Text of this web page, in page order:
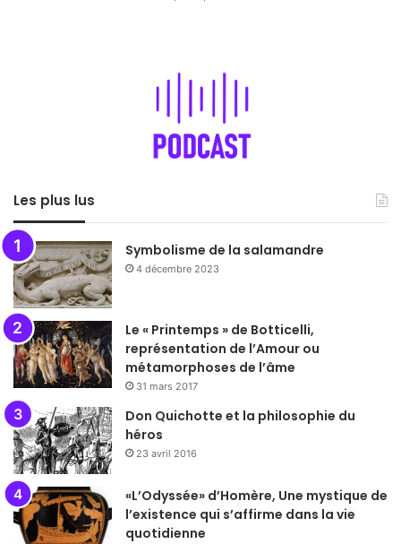
Les plus lus
Symbolisme de la salamandre
4 décembre 2023
Le « Printemps » de Botticelli,
représentation de l’Amour ou
métamorphoses de l’âme
31 mars 2017
Don Quichotte et la philosophie du
héros
23 avril 2016
«L’Odyssée» d’Homère, Une mystique de
l’existence qui s’affirme dans la vie
quotidienne